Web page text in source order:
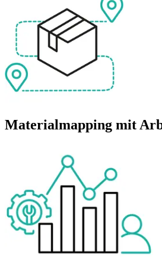
Materialmapping mit